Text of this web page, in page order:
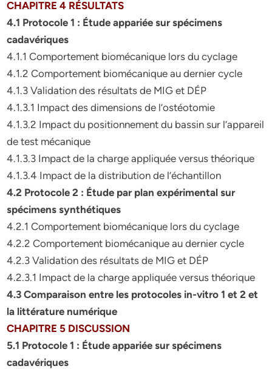
CHAPITRE 4 RÉSULTATS
4.1 Protocole 1 : Étude appariée sur spécimens
cadavériques
4.1.1 Comportement biomécanique lors du cyclage
4.1.2 Comportement biomécanique au dernier cycle
4.1.3 Validation des résultats de MIG et DÉP
4.1.3.1 Impact des dimensions de l’ostéotomie
4.1.3.2 Impact du positionnement du bassin sur l’appareil
de test mécanique
4.1.3.3 Impact de la charge appliquée versus théorique
4.1.3.4 Impact de la distribution de l’échantillon
4.2 Protocole 2 : Étude par plan expérimental sur
spécimens synthétiques
4.2.1 Comportement biomécanique lors du cyclage
4.2.2 Comportement biomécanique au dernier cycle
4.2.3 Validation des résultats de MIG et DÉP
4.2.3.1 Impact de la charge appliquée versus théorique
4.3 Comparaison entre les protocoles in-vitro 1 et 2 et
la littérature numérique
CHAPITRE 5 DISCUSSION
5.1 Protocole 1 : Étude appariée sur spécimens
cadavériques